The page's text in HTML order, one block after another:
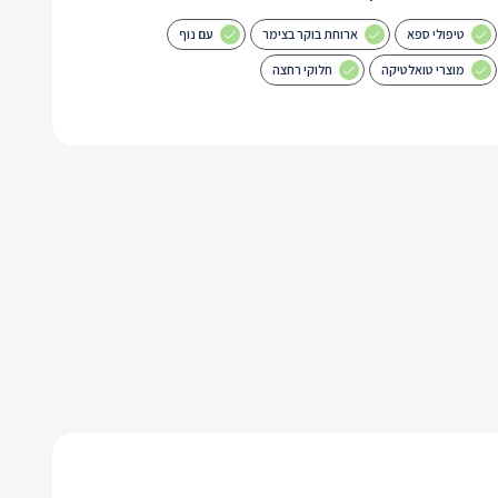
טיפולי ספא ארוחת בוקר בצימר עם נוף
מוצרי טואלטיקה חלוקי רחצה